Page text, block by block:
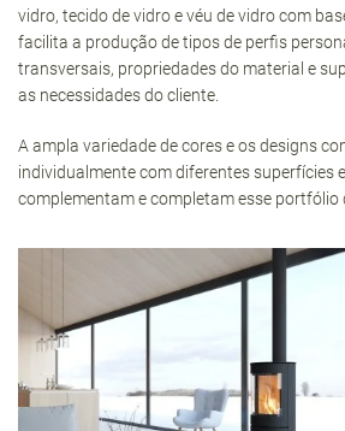
vidro, tecido de vidro e véu de vidro com
facilita a produção de tipos de perfis
transversais, propriedades do material e
as necessidades do cliente.
A ampla variedade de cores e os designs
individualmente com diferentes superfícies
complementam e completam esse portfólio